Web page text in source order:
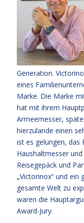
Generation.
eines
Marke. Die Marke
hat mit ihrem
Armeemesser,
hierzulande einen
ist es gelungen,
Haushaltmesser
Reisegepäck und
„Victorinox“ und ein
gesamte Welt zu
waren die
Award-Jury.